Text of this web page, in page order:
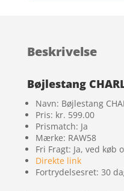
Beskrivelse
Bøjlestang
Navn: Bøjlestang
Pris: kr. 599.00
Prismatch: Ja
Mærke: RAW58
Fri Fragt: Ja, ved køb
Direkte link
Fortrydelsesret: 30